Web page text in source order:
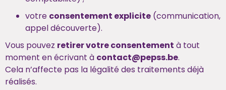
votre consentement explicite (communication,
appel découverte).
Vous pouvez retirer votre consentement à tout
moment en écrivant à contact@pepss.be.
Cela n’affecte pas la légalité des traitements déjà
réalisés.